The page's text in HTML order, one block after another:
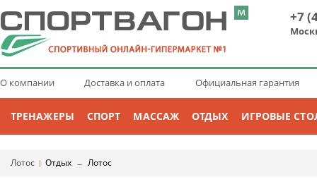
+7
О компании Доставка и оплата Официальная гарантия
ТРЕНАЖЕРЫ СПОРТ МАССАЖ ОТДЫХ ИГРОВЫЕ
Лотос | Отдых → Лотос